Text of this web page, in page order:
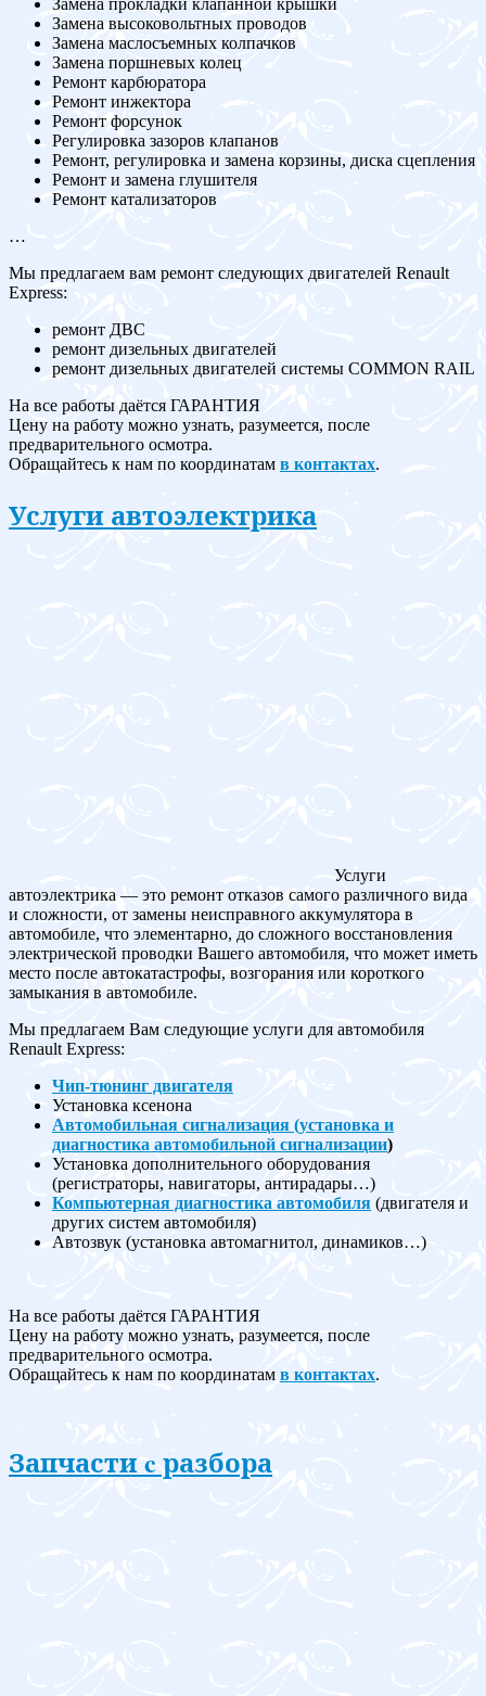
Замена прокладки клапанной крышки
Замена высоковольтных проводов
Замена маслосъемных колпачков
Замена поршневых колец
Ремонт карбюратора
Ремонт инжектора
Ремонт форсунок
Регулировка зазоров клапанов
Ремонт, регулировка и замена корзины, диска сцепления
Ремонт и замена глушителя
Ремонт катализаторов
…
Мы предлагаем вам ремонт следующих двигателей Renault
Express:
ремонт ДВС
ремонт дизельных двигателей
ремонт дизельных двигателей системы COMMON RAIL
На все работы даётся ГАРАНТИЯ
Цену на работу можно узнать, разумеется, после
предварительного осмотра.
Обращайтесь к нам по координатам в контактах.
Услуги автоэлектрика
Услуги
автоэлектрика — это ремонт отказов самого различного вида
и сложности, от замены неисправного аккумулятора в
автомобиле, что элементарно, до сложного восстановления
электрической проводки Вашего автомобиля, что может иметь
место после автокатастрофы, возгорания или короткого
замыкания в автомобиле.
Мы предлагаем Вам следующие услуги для автомобиля
Renault Express:
Чип-тюнинг двигателя
Установка ксенона
Автомобильная сигнализация (установка и
диагностика автомобильной сигнализации)
Установка дополнительного оборудования
(регистраторы, навигаторы, антирадары…)
Компьютерная диагностика автомобиля (двигателя и
других систем автомобиля)
Автозвук (установка автомагнитол, динамиков…)
На все работы даётся ГАРАНТИЯ
Цену на работу можно узнать, разумеется, после
предварительного осмотра.
Обращайтесь к нам по координатам в контактах.
Запчасти c разбора